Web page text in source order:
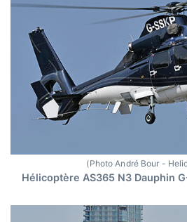
(Photo André Bour -
Hélicoptère AS365 N3 Dauphin